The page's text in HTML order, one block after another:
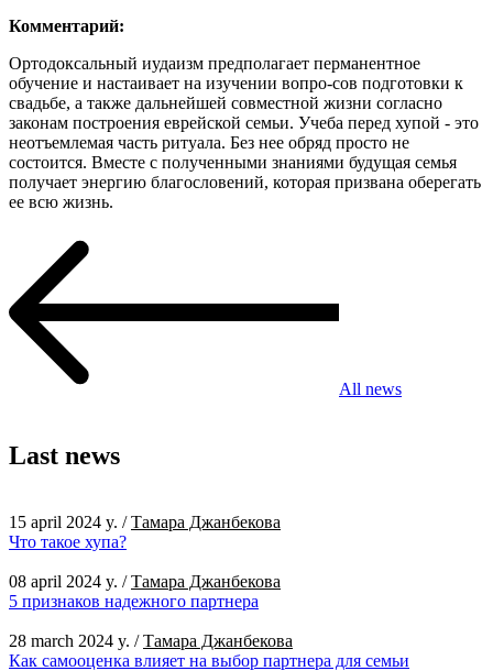
Комментарий:
Ортодоксальный иудаизм предполагает перманентное
обучение и настаивает на изучении вопро-сов подготовки к
свадьбе, а также дальнейшей совместной жизни согласно
законам построения еврейской семьи. Учеба перед хупой - это
неотъемлемая часть ритуала. Без нее обряд просто не
состоится. Вместе с полученными знаниями будущая семья
получает энергию благословений, которая призвана оберегать
ее всю жизнь.
All news
Last news
15 april 2024 y. /Тамара Джанбекова
Что такое хупа?
08 april 2024 y. /Тамара Джанбекова
5 признаков надежного партнера
28 march 2024 y. /Тамара Джанбекова
Как самооценка влияет на выбор партнера для семьи